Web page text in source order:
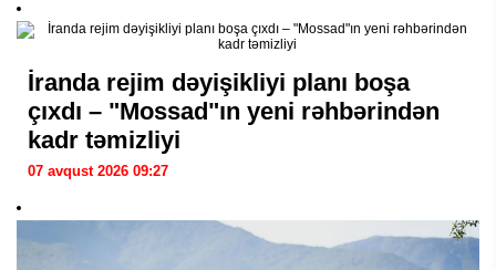
İranda rejim dəyişikliyi planı boşa
çıxdı – "Mossad"ın yeni rəhbərindən
kadr təmizliyi
07 avqust 2026 09:27